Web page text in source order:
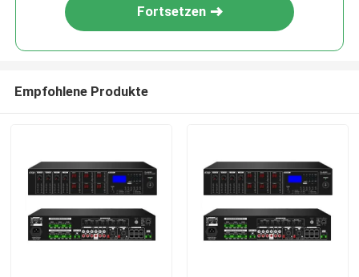
Fortsetzen
Empfohlene Produkte